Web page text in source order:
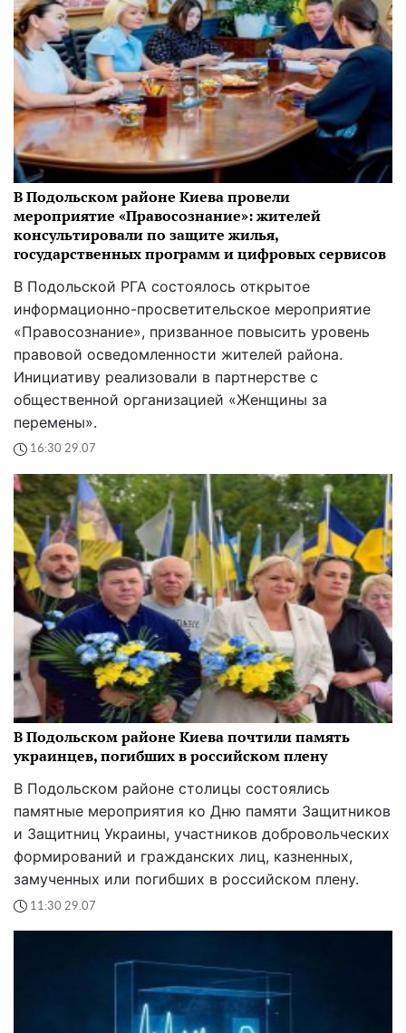
В Подольском районе Киева провели
мероприятие «Правосознание»: жителей
консультировали по защите жилья,
государственных программ и цифровых сервисов
В Подольской РГА состоялось открытое
информационно-просветительское мероприятие
«Правосознание», призванное повысить уровень
правовой осведомленности жителей района.
Инициативу реализовали в партнерстве с
общественной организацией «Женщины за
перемены».
16:30 29.07
В Подольском районе Киева почтили память
украинцев, погибших в российском плену
В Подольском районе столицы состоялись
памятные мероприятия ко Дню памяти Защитников
и Защитниц Украины, участников добровольческих
формирований и гражданских лиц, казненных,
замученных или погибших в российском плену.
11:30 29.07